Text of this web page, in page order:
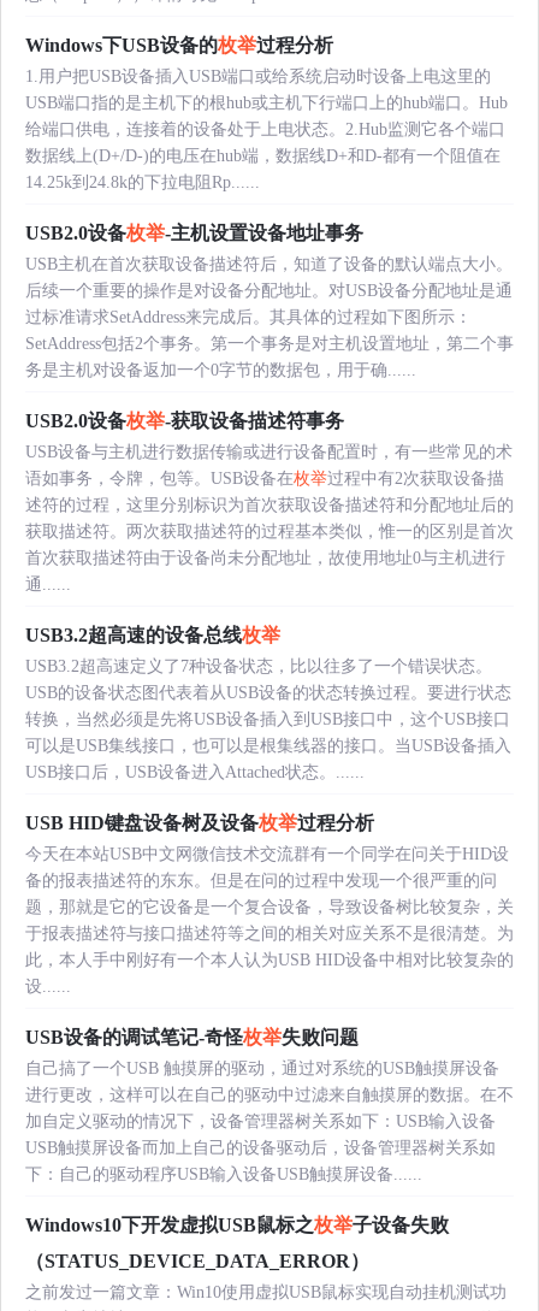
Windows下USB设备的枚举过程分析
1.用户把USB设备插入USB端口或给系统启动时设备上电这里的
USB端口指的是主机下的根hub或主机下行端口上的hub端口。Hub
给端口供电，连接着的设备处于上电状态。2.Hub监测它各个端口
数据线上(D+/D-)的电压在hub端，数据线D+和D-都有一个阻值在
14.25k到24.8k的下拉电阻Rp......
USB2.0设备枚举-主机设置设备地址事务
USB主机在首次获取设备描述符后，知道了设备的默认端点大小。
后续一个重要的操作是对设备分配地址。对USB设备分配地址是通
过标准请求SetAddress来完成后。其具体的过程如下图所示：
SetAddress包括2个事务。第一个事务是对主机设置地址，第二个事
务是主机对设备返加一个0字节的数据包，用于确......
USB2.0设备枚举-获取设备描述符事务
USB设备与主机进行数据传输或进行设备配置时，有一些常见的术
语如事务，令牌，包等。USB设备在枚举过程中有2次获取设备描
述符的过程，这里分别标识为首次获取设备描述符和分配地址后的
获取描述符。两次获取描述符的过程基本类似，惟一的区别是首次
首次获取描述符由于设备尚未分配地址，故使用地址0与主机进行
通......
USB3.2超高速的设备总线枚举
USB3.2超高速定义了7种设备状态，比以往多了一个错误状态。
USB的设备状态图代表着从USB设备的状态转换过程。要进行状态
转换，当然必须是先将USB设备插入到USB接口中，这个USB接口
可以是USB集线接口，也可以是根集线器的接口。当USB设备插入
USB接口后，USB设备进入Attached状态。......
USB HID键盘设备树及设备枚举过程分析
今天在本站USB中文网微信技术交流群有一个同学在问关于HID设
备的报表描述符的东东。但是在问的过程中发现一个很严重的问
题，那就是它的它设备是一个复合设备，导致设备树比较复杂，关
于报表描述符与接口描述符等之间的相关对应关系不是很清楚。为
此，本人手中刚好有一个本人认为USB HID设备中相对比较复杂的
设......
USB设备的调试笔记-奇怪枚举失败问题
自己搞了一个USB 触摸屏的驱动，通过对系统的USB触摸屏设备
进行更改，这样可以在自己的驱动中过滤来自触摸屏的数据。在不
加自定义驱动的情况下，设备管理器树关系如下：USB输入设备
USB触摸屏设备而加上自己的设备驱动后，设备管理器树关系如
下：自己的驱动程序USB输入设备USB触摸屏设备......
Windows10下开发虚拟USB鼠标之枚举子设备失败
（STATUS_DEVICE_DATA_ERROR）
之前发过一篇文章：Win10使用虚拟USB鼠标实现自动挂机测试功